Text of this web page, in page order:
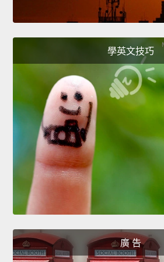
學英文技巧
廣 告